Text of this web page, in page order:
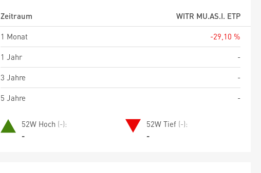
Zeitraum
WITR MU.AS.I. ETP
1 Monat
-29,10 %
1 Jahr
-
3 Jahre
-
5 Jahre
-
52W Hoch (-):
-
52W Tief (-):
-